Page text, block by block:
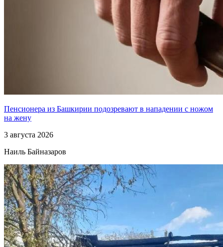
Пенсионера из Башкирии подозревают в нападении с ножом
на жену
3 августа 2026
Наиль Байназаров